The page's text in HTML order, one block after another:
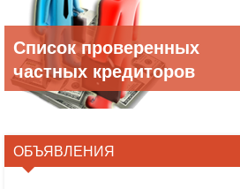
Список проверенных
частных кредиторов
ОБЪЯВЛЕНИЯ